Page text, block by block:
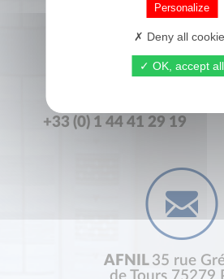
+33 (0) 1 44 41 29 19
AFNIL 35 rue
Personalize
Deny all
OK, accept all